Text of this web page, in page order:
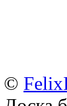
©